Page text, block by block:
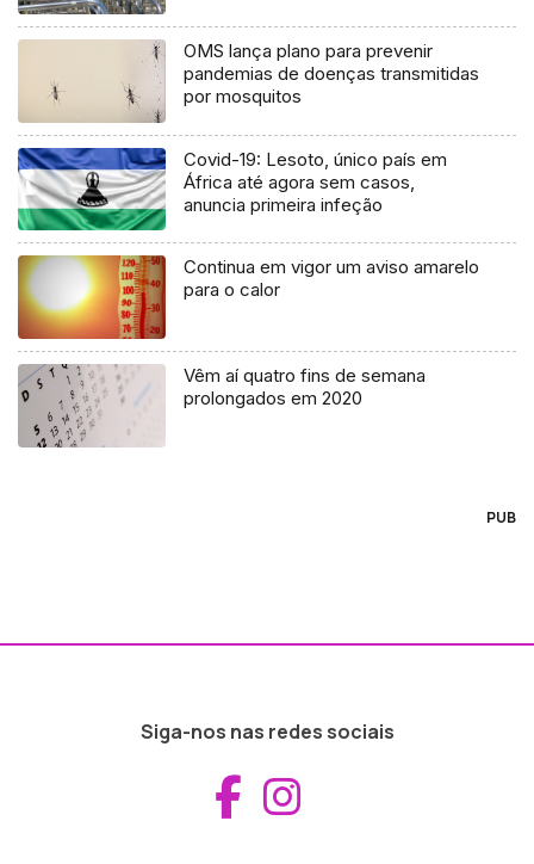
OMS lança plano para prevenir
pandemias de doenças transmitidas
por mosquitos
Covid-19: Lesoto, único país em
África até agora sem casos,
anuncia primeira infeção
Continua em vigor um aviso amarelo
para o calor
Vêm aí quatro fins de semana
prolongados em 2020
PUB
Siga-nos nas redes sociais
Aceder ao